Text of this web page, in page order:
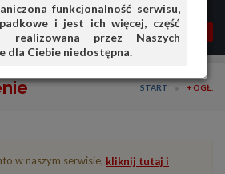
funkcjonalność serwisu,
i jest ich więcej, część
realizowana przez Naszych
dla Ciebie niedostępna.
MOJA AG
PRZEGLĄD
DOŁADUJ KONTO
START + OGŁ.
w naszym serwisie, kliknij tutaj i